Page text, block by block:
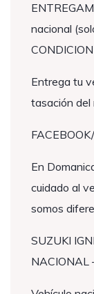
nacional
Entrega tu
tasación del
En
cuidado al
somos
SUZUKI
NACIONAL